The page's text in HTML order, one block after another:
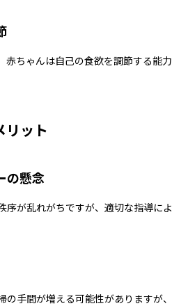
赤ちゃんは自己の食欲を調節する能力
リット
の懸念
序が乱れがちですが、適切な指導によ
手間が増える可能性がありますが、